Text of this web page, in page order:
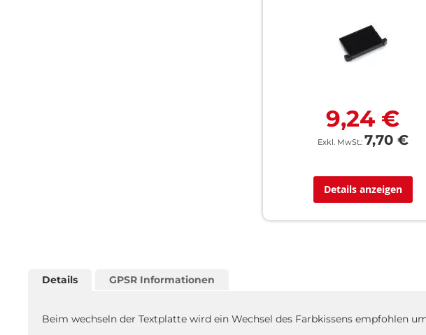
9,24 €
7,70 €
Details anzeigen
Details
Beim wechseln der Textplatte wird ein Wechsel des Farbkissens empfohlen
GPSR Informationen